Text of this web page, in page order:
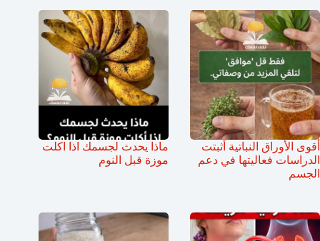
أقوى الأوراق النباتية أثبتت
الدراسات فعاليتها في دعم
الجسم
ماذا يحدث لجسمك اذا اكلت
موزة قبل النوم